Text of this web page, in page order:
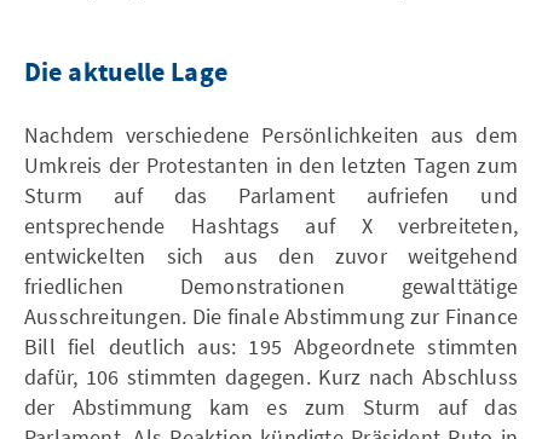
Die aktuelle Lage
Nachdem verschiedene Persönlichkeiten aus dem
Umkreis der Protestanten in den letzten Tagen zum
Sturm auf das Parlament aufriefen und
entsprechende Hashtags auf X verbreiteten,
entwickelten sich aus den zuvor weitgehend
friedlichen Demonstrationen gewalttätige
Ausschreitungen. Die finale Abstimmung zur Finance
Bill fiel deutlich aus: 195 Abgeordnete stimmten
dafür, 106 stimmten dagegen. Kurz nach Abschluss
der Abstimmung kam es zum Sturm auf das